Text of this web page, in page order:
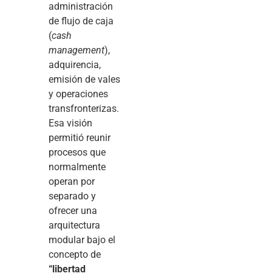
administración
de flujo de caja
(cash
management),
adquirencia,
emisión de vales
y operaciones
transfronterizas.
Esa visión
permitió reunir
procesos que
normalmente
operan por
separado y
ofrecer una
arquitectura
modular bajo el
concepto de
“libertad